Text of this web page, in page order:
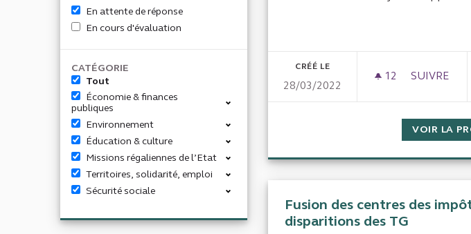
En attente de réponse
En cours d'évaluation
CATÉGORIE
Tout
Économie & finances
publiques
Environnement
Éducation & culture
Missions régaliennes de l’Etat
Territoires, solidarité, emploi
Sécurité sociale
CRÉÉ LE
28/03/2022
12 12 ABONNÉS
SUIVRE
EVALUER
VOIR LA
Fusion des centres des
disparitions des TG